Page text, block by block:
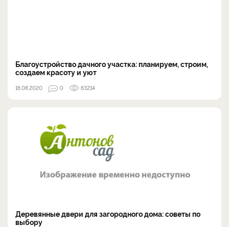
Благоустройство дачного участка: планируем, строим,
создаем красоту и уют
16.08.2020 0 63214
Деревянные двери для загородного дома: советы по
выбору